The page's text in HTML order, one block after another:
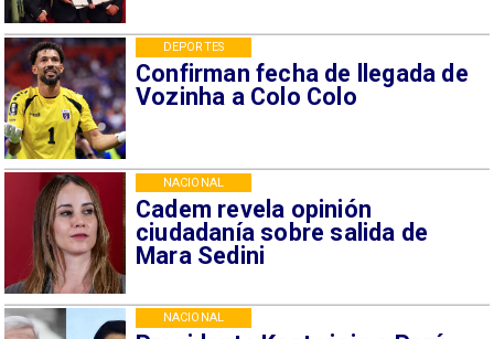
Confirman fecha de llegada de
Vozinha a Colo Colo
DEPORTES
Cadem revela opinión
ciudadanía sobre salida de
Mara Sedini
NACIONAL
NACIONAL